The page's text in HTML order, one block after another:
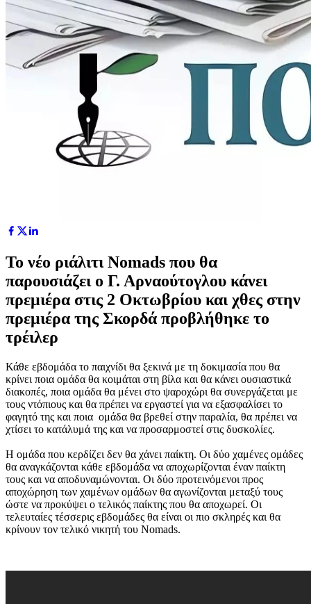
Το νέο ριάλιτι Nomads που θα
παρουσιάζει ο Γ. Αρναούτογλου κάνει
πρεμιέρα στις 2 Οκτωβρίου και χθες στην
πρεμιέρα της Σκορδά προβλήθηκε το
τρέιλερ
Κάθε εβδομάδα το παιχνίδι θα ξεκινά με τη δοκιμασία που θα
κρίνει ποια ομάδα θα κοιμάται στη βίλα και θα κάνει ουσιαστικά
διακοπές, ποια ομάδα θα μένει στο ψαροχώρι θα συνεργάζεται με
τους ντόπιους και θα πρέπει να εργαστεί για να εξασφαλίσει το
φαγητό της και ποια ομάδα θα βρεθεί στην παραλία, θα πρέπει να
χτίσει το κατάλυμά της και να προσαρμοστεί στις δυσκολίες.
Η ομάδα που κερδίζει δεν θα χάνει παίκτη. Οι δύο χαμένες ομάδες
θα αναγκάζονται κάθε εβδομάδα να αποχωρίζονται έναν παίκτη
τους και να αποδυναμώνονται. Οι δύο προτεινόμενοι προς
αποχώρηση των χαμένων ομάδων θα αγωνίζονται μεταξύ τους
ώστε να προκύψει ο τελικός παίκτης που θα αποχωρεί. Οι
τελευταίες τέσσερις εβδομάδες θα είναι οι πιο σκληρές και θα
κρίνουν τον τελικό νικητή του Nomads.